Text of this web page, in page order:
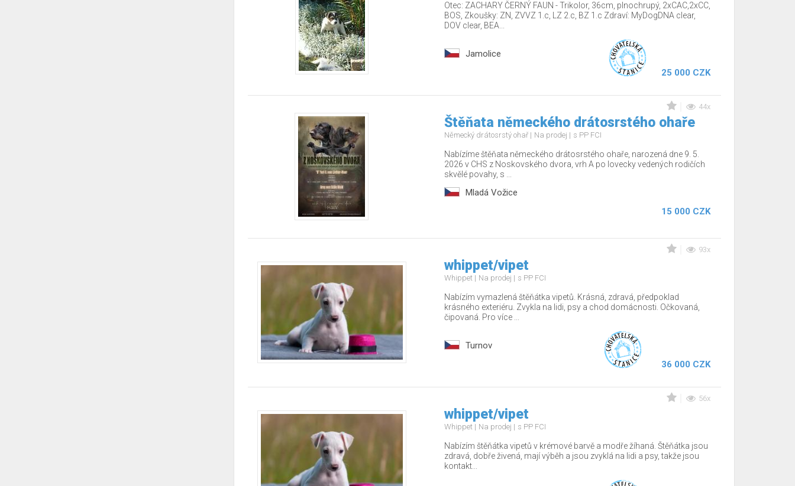
Otec: ZACHARY ČERNÝ FAUN - Trikolor, 36cm, plnochrupý, 2xCAC,2xCC,
BOS, Zkoušky: ZN, ZVVZ 1.c, LZ 2.c, BZ 1.c Zdraví: MyDogDNA clear,
DOV clear, BEA...
Jamolice
25 000 CZK
44x
Štěňata německého drátosrstého ohaře
Německý drátosrstý ohař Na prodej s PP FCI
Nabízíme štěňata německého drátosrstého ohaře, narozená dne 9. 5.
2026 v CHS z Noskovského dvora, vrh A po lovecky vedených rodičích
skvělé povahy, s ...
Mladá Vožice
15 000 CZK
93x
whippet/vipet
Whippet Na prodej s PP FCI
Nabízím vymazlená štěňátka vipetů. Krásná, zdravá, předpoklad
krásného exteriéru. Zvykla na lidi, psy a chod domácnosti. Očkovaná,
čipovaná. Pro více ...
Turnov
36 000 CZK
56x
whippet/vipet
Whippet Na prodej s PP FCI
Nabízím štěňátka vipetů v krémové barvě a modře žíhaná. Štěňátka jsou
zdravá, dobře živená, mají výběh a jsou zvyklá na lidi a psy, takže jsou
kontakt...